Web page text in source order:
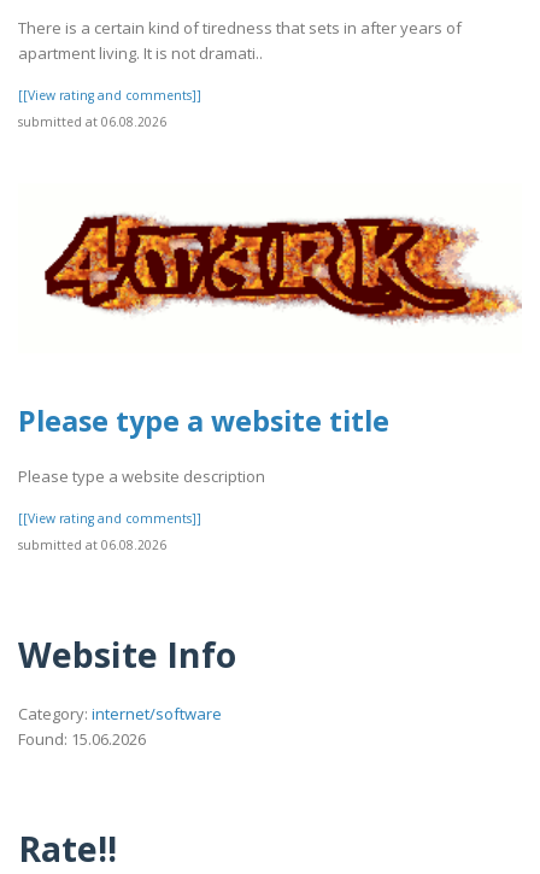
There is a certain kind of tiredness that sets in after years of
apartment living. It is not dramati..
[[View rating and comments]]
submitted at 06.08.2026
Please type a website title
Please type a website description
[[View rating and comments]]
submitted at 06.08.2026
Website Info
Category: internet/software
Found: 15.06.2026
Rate!!